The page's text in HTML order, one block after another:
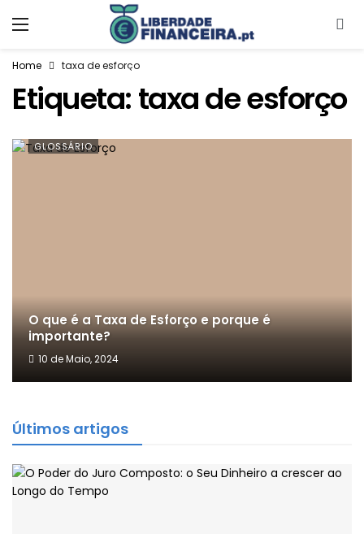
Home taxa de esforço
Etiqueta:taxa de esforço
GLOSSÁRIO
O que é a Taxa de Esforço e porque é
importante?
10 de Maio, 2024
Últimos artigos